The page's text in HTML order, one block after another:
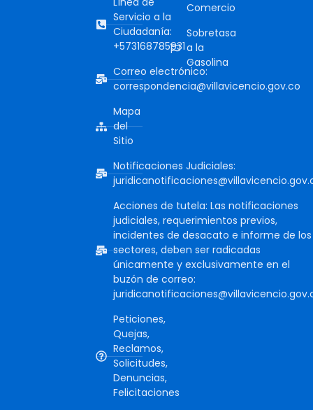
Servicio a la
Ciudadanía:
+573168785931
Correo electrónico:
correspondencia@villavicencio.gov.co
Mapa
del
Sitio
Notificaciones Judiciales:
Acciones de tutela: Las notificaciones
judiciales, requerimientos previos,
incidentes de desacato e informe de los
sectores, deben ser radicadas
únicamente y exclusivamente en el
buzón de correo:
Peticiones,
Quejas,
Reclamos,
Solicitudes,
Denuncias,
Felicitaciones
Comercio
Sobretasa
a la
Gasolina